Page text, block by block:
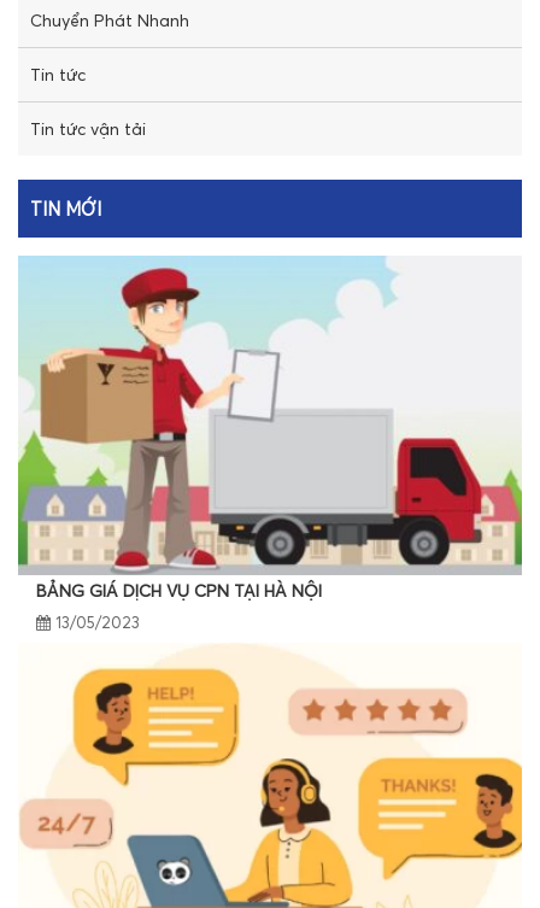
Chuyển Phát Nhanh
Tin tức
Tin tức vận tải
TIN MỚI
BẢNG GIÁ DỊCH VỤ CPN TẠI HÀ NỘI
13/05/2023